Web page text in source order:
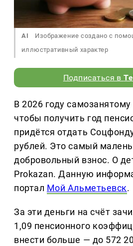
AI
Изображение создано с
иллюстративный характер
Подписаться в
В 2026 году самозанятому
чтобы получить год
придётся отдать
рублей. Это самый
добровольный взнос. О
Prokazan. Данную
портал Мой Альметьевск.
За эти деньги на счёт
1,09 пенсионного
внести больше — до 572